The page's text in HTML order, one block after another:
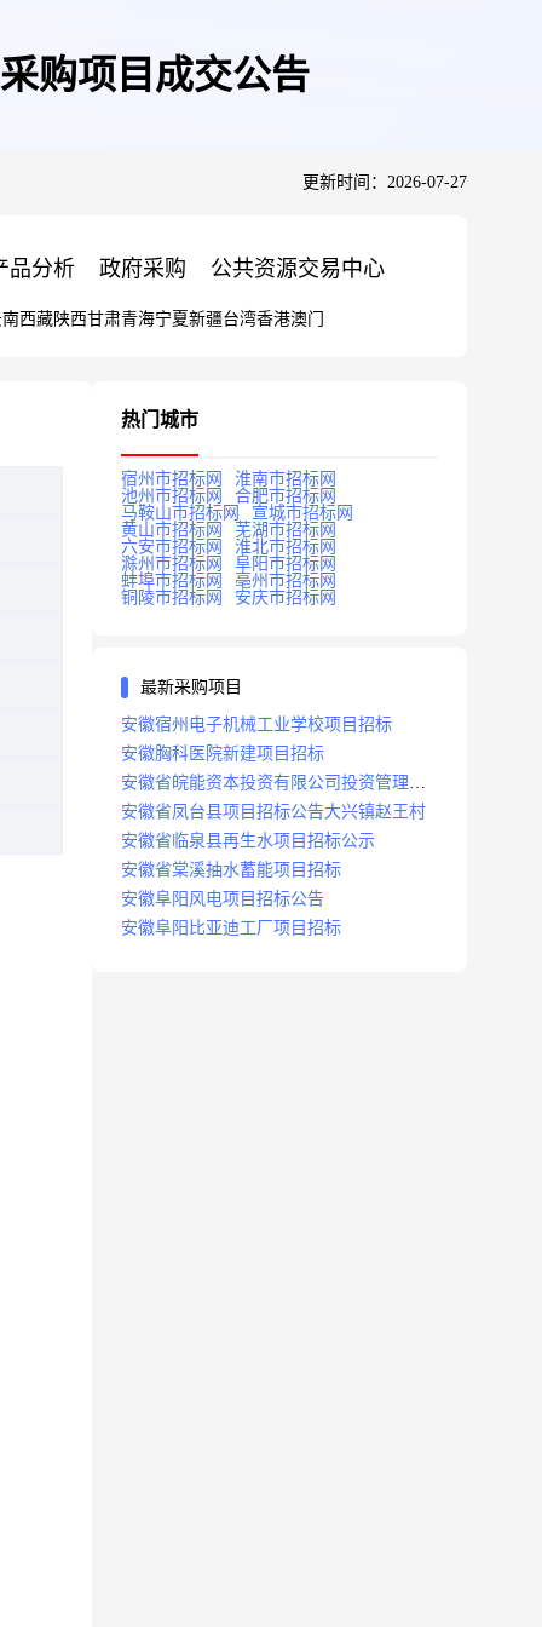
购项目成交公告
更新时间：2026-07-27
品分析 政府采购 公共资源交易中心
西藏陕西甘肃青海宁夏新疆台湾香港澳门
热门城市
宿州市招标网
淮南市招标网
池州市招标网
合肥市招标网
马鞍山市招标网
宣城市招标网
黄山市招标网
芜湖市招标网
六安市招标网
淮北市招标网
滁州市招标网
阜阳市招标网
蚌埠市招标网
亳州市招标网
铜陵市招标网
安庆市招标网
最新采购项目
安徽宿州电子机械工业学校项目招标
安徽胸科医院新建项目招标
安徽省皖能资本投资有限公司投资管理系
统建设项目招标
安徽省凤台县项目招标公告大兴镇赵王村
安徽省临泉县再生水项目招标公示
安徽省棠溪抽水蓄能项目招标
安徽阜阳风电项目招标公告
安徽阜阳比亚迪工厂项目招标